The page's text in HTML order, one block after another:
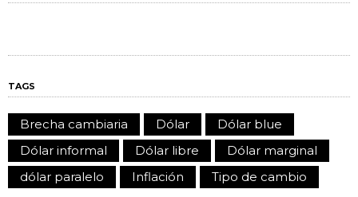
TAGS
Brecha cambiaria Dólar
Dólar blue
Dólar informal
Dólar libre
Dólar marginal
dólar paralelo
Inflación Tipo de cambio